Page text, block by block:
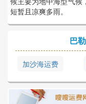
短暂且凉爽多雨。
巴
加沙海运费